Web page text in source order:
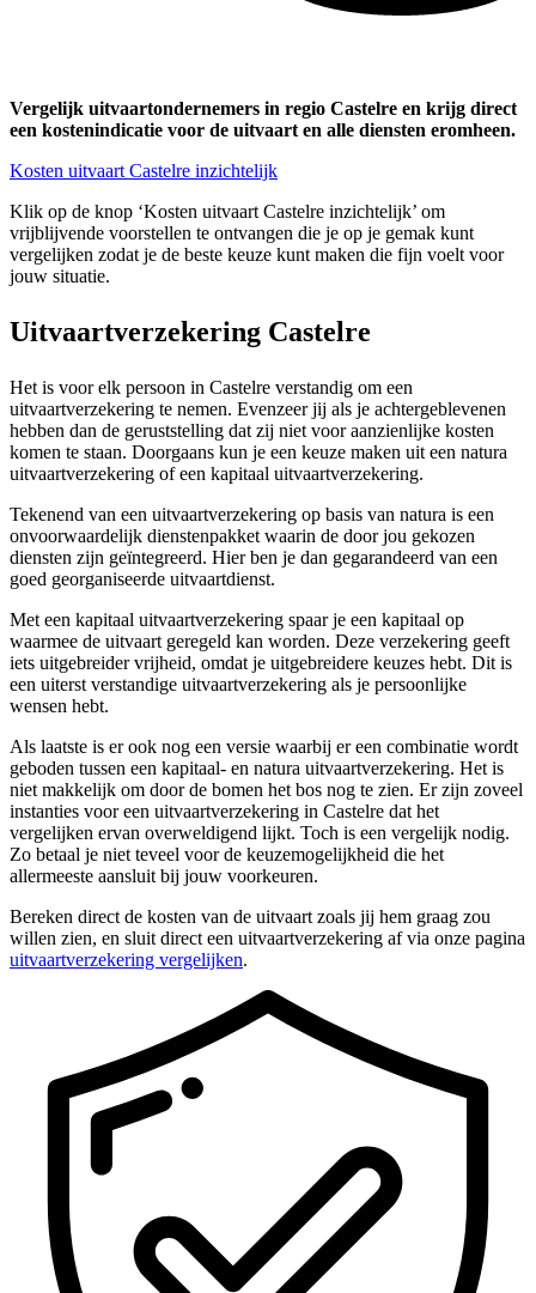
Vergelijk uitvaartondernemers in regio Castelre en krijg direct
een kostenindicatie voor de uitvaart en alle diensten eromheen.
Kosten uitvaart Castelre inzichtelijk
Klik op de knop ‘Kosten uitvaart Castelre inzichtelijk’ om
vrijblijvende voorstellen te ontvangen die je op je gemak kunt
vergelijken zodat je de beste keuze kunt maken die fijn voelt voor
jouw situatie.
Uitvaartverzekering Castelre
Het is voor elk persoon in Castelre verstandig om een
uitvaartverzekering te nemen. Evenzeer jij als je achtergeblevenen
hebben dan de geruststelling dat zij niet voor aanzienlijke kosten
komen te staan. Doorgaans kun je een keuze maken uit een natura
uitvaartverzekering of een kapitaal uitvaartverzekering.
Tekenend van een uitvaartverzekering op basis van natura is een
onvoorwaardelijk dienstenpakket waarin de door jou gekozen
diensten zijn geïntegreerd. Hier ben je dan gegarandeerd van een
goed georganiseerde uitvaartdienst.
Met een kapitaal uitvaartverzekering spaar je een kapitaal op
waarmee de uitvaart geregeld kan worden. Deze verzekering geeft
iets uitgebreider vrijheid, omdat je uitgebreidere keuzes hebt. Dit is
een uiterst verstandige uitvaartverzekering als je persoonlijke
wensen hebt.
Als laatste is er ook nog een versie waarbij er een combinatie wordt
geboden tussen een kapitaal- en natura uitvaartverzekering. Het is
niet makkelijk om door de bomen het bos nog te zien. Er zijn zoveel
instanties voor een uitvaartverzekering in Castelre dat het
vergelijken ervan overweldigend lijkt. Toch is een vergelijk nodig.
Zo betaal je niet teveel voor de keuzemogelijkheid die het
allermeeste aansluit bij jouw voorkeuren.
Bereken direct de kosten van de uitvaart zoals jij hem graag zou
willen zien, en sluit direct een uitvaartverzekering af via onze pagina
uitvaartverzekering vergelijken.